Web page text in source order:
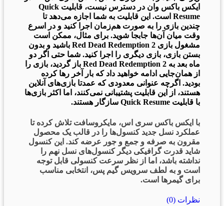
ایکس باکس وان در دسترس نیست، قابلیت Quick
Resume است. این قابلیت به شما اجازه می‌دهد تا
چندین بازی را به صورت هم‌زمان اجرا کنید و در اسرع
وقت میان آن‌ها جابجا شوید. برای مثال، ممکن است
مشغول بازی Red Dead Redemption 2 باشید و بدون
بستن بازی، بازی دیگری را اجرا کنید. شما حتی اگر دو
ماه بعد به Red Dead Redemption 2 باز گردید، بازی را
از همان‌جایی ادامه خواهید داد که بار آخر رها کرده
بودید. اگرچه عنوانی معدودی که عمدتا بازی‌های آنلاین
هستند، از این قابلیت پشتیبانی نمی‌کنند، اما اکثر بازی‌ها
با قابلیت Quick Resume سازگار هستند.
با ایکس باکس سری اس، مایکروسافت تلاش کرده تا
عملکرد نسل جدید کنسول‌ها را در قالب یک محصول
مقرون به صرفه و جمع و جور عرضه کند. این کنسول
شاید قدرت گرافیکی دیگر کنسول‌های نسل نهم را
نداشته باشد، اما از نظر سرعت کنسولی قابل توجه
است و به لطف سرویس گیم پس، انتخابی مناسب
برای گیمرها است.
نظرات (0)